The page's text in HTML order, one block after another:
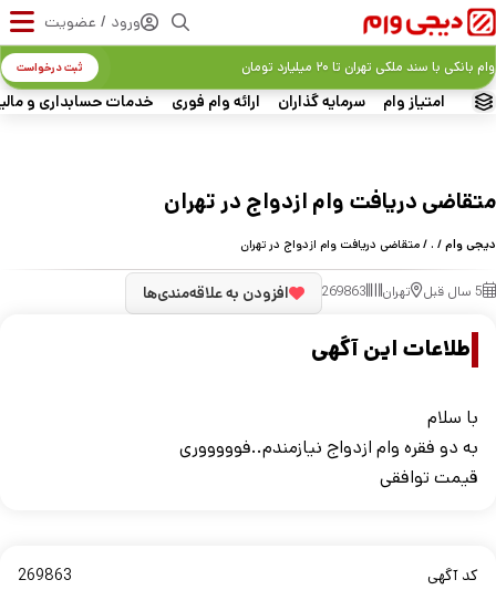
ورود / عضویت
امتیاز وام سرمایه گذاران ارائه وام فوری خدمات حسابداری و
وام بانکی با سند ملکی تهران تا ۲۰ میلیارد تومان ثبت درخواست
متقاضی دریافت وام ازدواج در تهران
دیجی وام/
. / متقاضی دریافت وام ازدواج در تهران
5 سال قبل تهران 269863 افزودن به علاقه‌مندی‌ها
اطلاعات این آگهی
با سلام
به دو فقره وام ازدواج نیازمندم..فوووووری
قیمت توافقی
کد آگهی 269863